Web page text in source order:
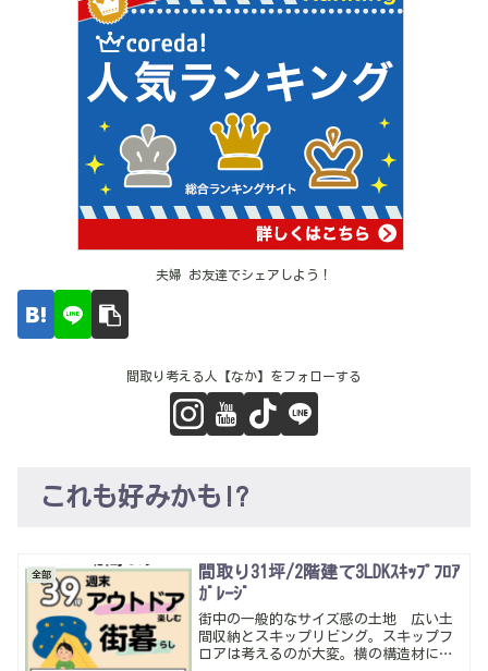
夫婦 お友達でシェアしよう！
間取り考える人【なか】をフォローする
これも好みかも!?
全部
間取り31坪/2階建て3LDKｽｷｯﾌﾟﾌﾛｱ
ｶﾞﾚｰｼﾞ
街中の一般的なサイズ感の土地 広い土
間収納とスキップリビング。スキップフ
ロアは考えるのが大変。横の構造材に頭